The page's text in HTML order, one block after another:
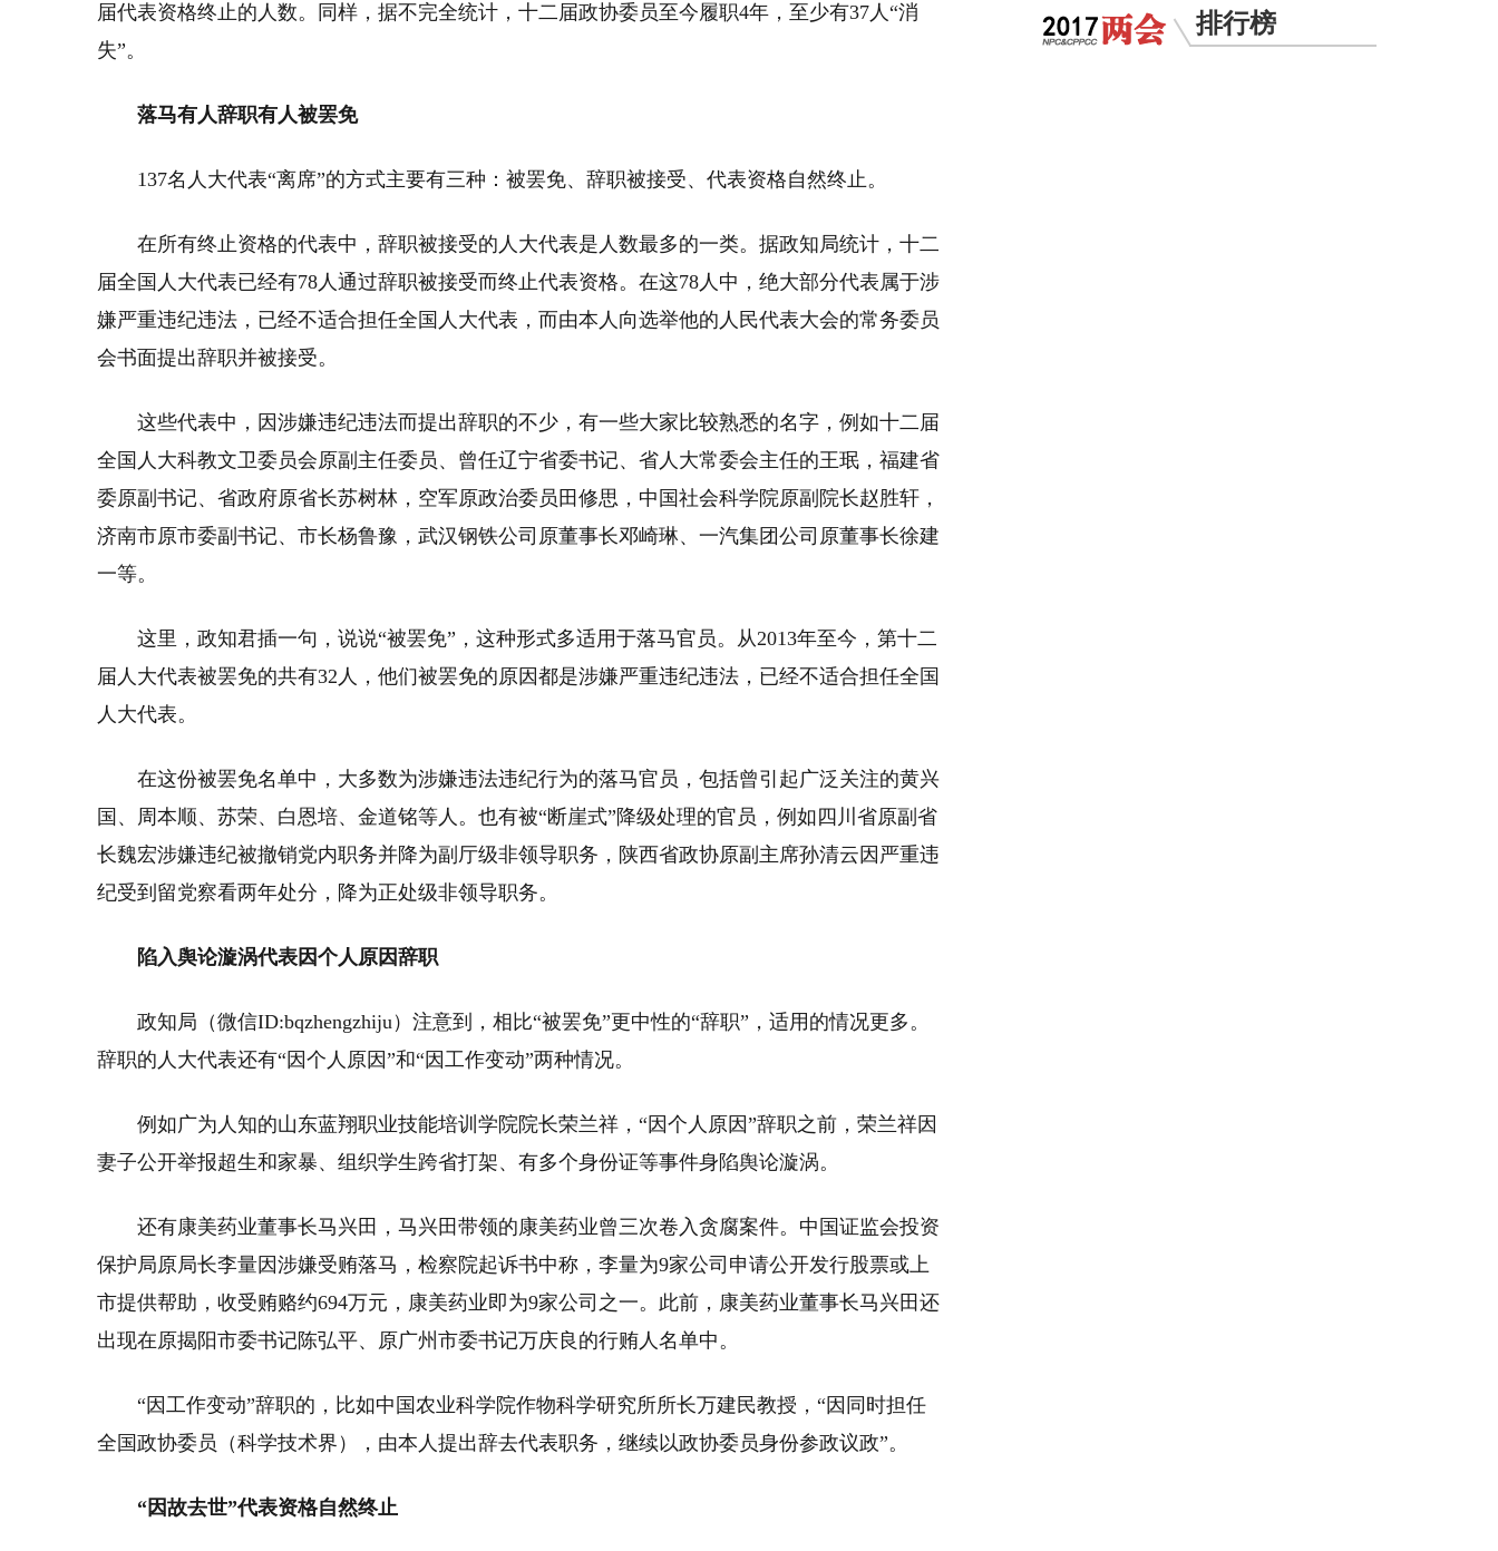
届代表资格终止的人数。同样，据不完全统计，十二届政协委员至今履职4年，至少有37人“消
失”。
落马有人辞职有人被罢免
137名人大代表“离席”的方式主要有三种：被罢免、辞职被接受、代表资格自然终止。
在所有终止资格的代表中，辞职被接受的人大代表是人数最多的一类。据政知局统计，十二
届全国人大代表已经有78人通过辞职被接受而终止代表资格。在这78人中，绝大部分代表属于涉
嫌严重违纪违法，已经不适合担任全国人大代表，而由本人向选举他的人民代表大会的常务委员
会书面提出辞职并被接受。
这些代表中，因涉嫌违纪违法而提出辞职的不少，有一些大家比较熟悉的名字，例如十二届
全国人大科教文卫委员会原副主任委员、曾任辽宁省委书记、省人大常委会主任的王珉，福建省
委原副书记、省政府原省长苏树林，空军原政治委员田修思，中国社会科学院原副院长赵胜轩，
济南市原市委副书记、市长杨鲁豫，武汉钢铁公司原董事长邓崎琳、一汽集团公司原董事长徐建
一等。
这里，政知君插一句，说说“被罢免”，这种形式多适用于落马官员。从2013年至今，第十二
届人大代表被罢免的共有32人，他们被罢免的原因都是涉嫌严重违纪违法，已经不适合担任全国
人大代表。
在这份被罢免名单中，大多数为涉嫌违法违纪行为的落马官员，包括曾引起广泛关注的黄兴
国、周本顺、苏荣、白恩培、金道铭等人。也有被“断崖式”降级处理的官员，例如四川省原副省
长魏宏涉嫌违纪被撤销党内职务并降为副厅级非领导职务，陕西省政协原副主席孙清云因严重违
纪受到留党察看两年处分，降为正处级非领导职务。
陷入舆论漩涡代表因个人原因辞职
政知局（微信ID:bqzhengzhiju）注意到，相比“被罢免”更中性的“辞职”，适用的情况更多。
辞职的人大代表还有“因个人原因”和“因工作变动”两种情况。
例如广为人知的山东蓝翔职业技能培训学院院长荣兰祥，“因个人原因”辞职之前，荣兰祥因
妻子公开举报超生和家暴、组织学生跨省打架、有多个身份证等事件身陷舆论漩涡。
还有康美药业董事长马兴田，马兴田带领的康美药业曾三次卷入贪腐案件。中国证监会投资
保护局原局长李量因涉嫌受贿落马，检察院起诉书中称，李量为9家公司申请公开发行股票或上
市提供帮助，收受贿赂约694万元，康美药业即为9家公司之一。此前，康美药业董事长马兴田还
出现在原揭阳市委书记陈弘平、原广州市委书记万庆良的行贿人名单中。
“因工作变动”辞职的，比如中国农业科学院作物科学研究所所长万建民教授，“因同时担任
全国政协委员（科学技术界），由本人提出辞去代表职务，继续以政协委员身份参政议政”。
“因故去世”代表资格自然终止
排行榜